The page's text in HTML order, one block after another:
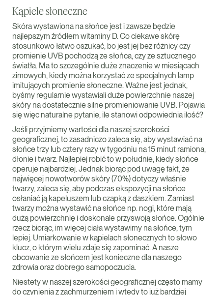
Kąpiele słoneczne
Skóra wystawiona na słońce jest i zawsze będzie
najlepszym źródłem witaminy D. Co ciekawe skórę
stosunkowo łatwo oszukać, bo jest jej bez różnicy czy
promienie UVB pochodzą ze słońca, czy ze sztucznego
światła. Ma to szczególnie duże znaczenie w miesiącach
zimowych, kiedy można korzystać ze specjalnych lamp
imitujących promienie słoneczne. Ważne jest jednak,
byśmy regularnie wystawiali duże powierzchnie naszej
skóry na dostatecznie silne promieniowanie UVB. Pojawia
się więc naturalne pytanie, ile stanowi odpowiednia ilość?
Jeśli przyjmiemy wartości dla naszej szerokości
geograficznej, to zasadniczo zaleca się, aby wystawiać na
słońce trzy lub cztery razy w tygodniu na 15 minut ramiona,
dłonie i twarz. Najlepiej robić to w południe, kiedy słońce
operuje najbardziej. Jednak biorąc pod uwagę fakt, że
najwięcej nowotworów skóry (70%) dotyczy właśnie
twarzy, zaleca się, aby podczas ekspozycji na słońce
osłaniać ją kapeluszem lub czapką z daszkiem. Zamiast
twarzy można wystawić na słońce np. nogi, które mają
dużą powierzchnię i doskonale przyswoją słońce. Ogólnie
rzecz biorąc, im więcej ciała wystawimy na słońce, tym
lepiej. Umiarkowanie w kąpielach słonecznych to słowo
klucz, o którym wielu zdaje się zapominać. A nasze
obcowanie ze słońcem jest konieczne dla naszego
zdrowia oraz dobrego samopoczucia.
Niestety w naszej szerokości geograficznej często mamy
do czynienia z zachmurzeniem i wtedy to już bardziej